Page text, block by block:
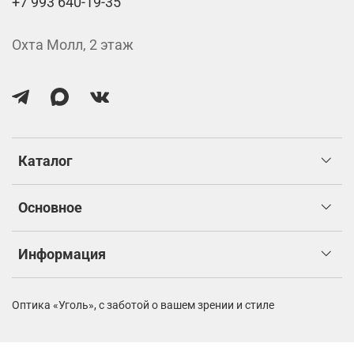
Каталог
Основное
Информация
Охта Молл, 2 этаж
Оптика «Уголь», с заботой о вашем зрении и стиле